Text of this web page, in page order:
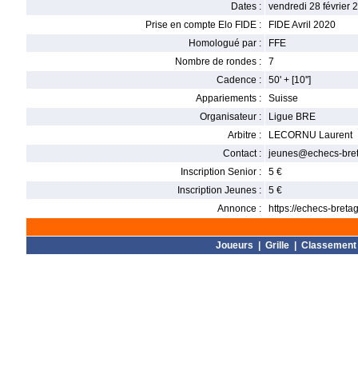
Dates :
vendredi 28 février
Prise en compte Elo FIDE :
FIDE Avril 2020
Homologué par :
FFE
Nombre de rondes :
7
Cadence :
50' + [10'']
Appariements :
Suisse
Organisateur :
Ligue BRE
Arbitre :
LECORNU Laurent
Contact :
jeunes@echecs-
Inscription Senior :
5 €
Inscription Jeunes :
5 €
Annonce :
https://echecs-
Joueurs Grille Classement